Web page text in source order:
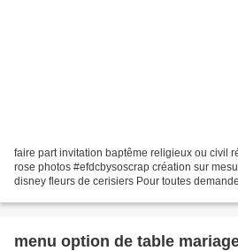
faire part invitation baptême religieux ou civil
rose photos #efdcbysoscrap création sur
disney fleurs de cerisiers Pour toutes demandes de devis voici le lien vers
menu option de table